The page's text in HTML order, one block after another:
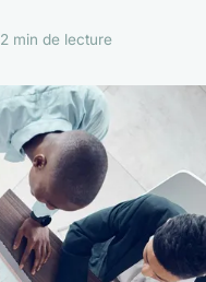
2 min de lecture